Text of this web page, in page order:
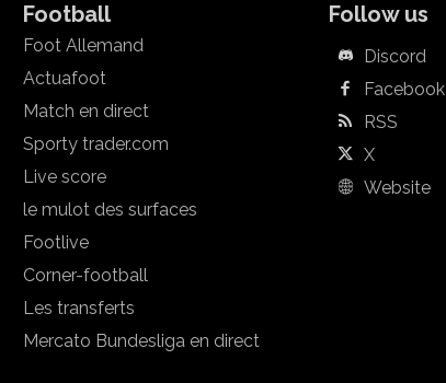
Football
Foot Allemand
Actuafoot
Match en direct
Sporty trader.com
Live score
le mulot des surfaces
Footlive
Corner-football
Les transferts
Mercato Bundesliga en direct
Follow us
Discord
Facebook
RSS
X
Website